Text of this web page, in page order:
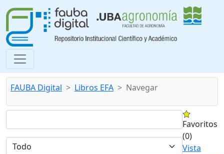
FAUBA Digital Libros EFA Navegar
Favoritos
(0)
Vista